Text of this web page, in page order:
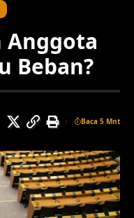
Anggota
Beban?
Baca 5 Mnt